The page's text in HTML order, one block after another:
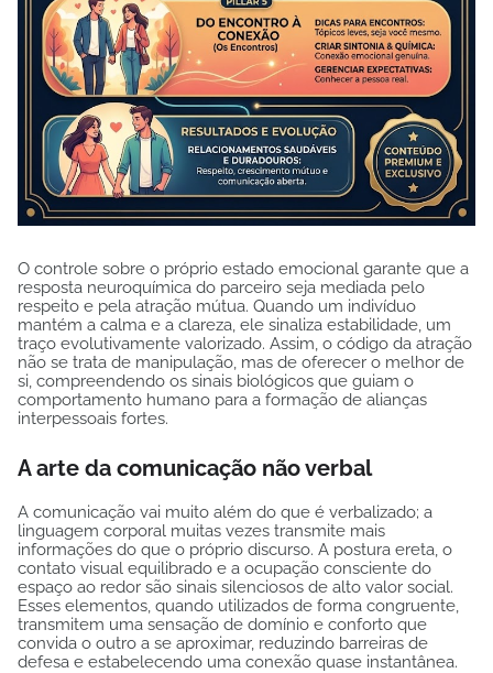
O controle sobre o próprio estado emocional garante que a
resposta neuroquímica do parceiro seja mediada pelo
respeito e pela atração mútua. Quando um indivíduo
mantém a calma e a clareza, ele sinaliza estabilidade, um
traço evolutivamente valorizado. Assim, o código da atração
não se trata de manipulação, mas de oferecer o melhor de
si, compreendendo os sinais biológicos que guiam o
comportamento humano para a formação de alianças
interpessoais fortes.
A arte da comunicação não verbal
A comunicação vai muito além do que é verbalizado; a
linguagem corporal muitas vezes transmite mais
informações do que o próprio discurso. A postura ereta, o
contato visual equilibrado e a ocupação consciente do
espaço ao redor são sinais silenciosos de alto valor social.
Esses elementos, quando utilizados de forma congruente,
transmitem uma sensação de domínio e conforto que
convida o outro a se aproximar, reduzindo barreiras de
defesa e estabelecendo uma conexão quase instantânea.